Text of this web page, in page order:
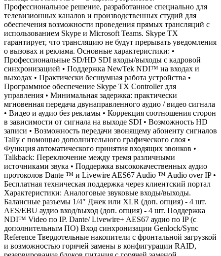
Профессиональное решение, разработанное специально для
телевизионных каналов и производственных студий для
обеспечения возможности проведения прямых трансляций с
использованием Skype и Microsoft Teams. Skype TX
гарантирует, что трансляцию не будут прерывать уведомления
о вызовах и реклама. Основные характеристики: •
Профессиональные SD/HD SDI входы/выходы с кадровой
синхронизацией • Поддержка NewTek NDI™ на входах и
выходах • Практически бесшумная работа устройства •
Программное обеспечение Skype TX Controller для
управления • Минимальная задержка: практически
мгновенная передача двунаправленного аудио / видео сигнала
• Видео и аудио без рекламы • Коррекция соотношения сторон
в зависимости от сигнала на выходе SDI • Возможность HD
записи • Возможность передачи звонящему абоненту сигналов
Tally с помощью дополнительного графического слоя •
Функция автоматического принятия входящих звонков •
Talkback: Переключение между тремя различными
источниками звука • Поддержка высококачественных аудио
протоколов Dante ™ и Livewire AES67 Audio ™ Audio over IP •
Бесплатная техническая поддержка через клиентский портал
Характеристики: Аналоговые звуковые входы/выходы.
Балансные разъемы 1/4″ Джек или XLR (доп. опция) - 4 шт.
AES/EBU аудио вход/выход (доп. опция) - 4 шт. Поддержка
NDI™ Video по IP. Dante/ Livewire+ AES67 аудио по IP (с
дополнительным ПО) Вход синхронизации Genlock/Sync
Reference Твердотельные накопители с фронтальной загрузкой
и возможностью горячей замены в конфигурации RAID,